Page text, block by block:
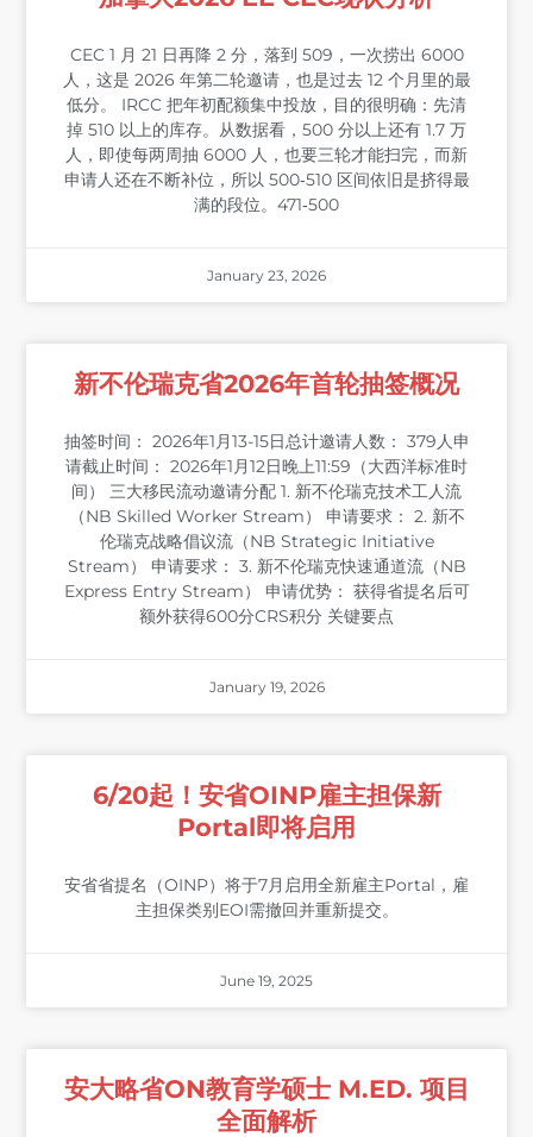
CEC 1 月 21 日再降 2 分，落到 509，一次捞出 6000
人，这是 2026 年第二轮邀请，也是过去 12 个月里的最
低分。 IRCC 把年初配额集中投放，目的很明确：先清
掉 510 以上的库存。从数据看，500 分以上还有 1.7 万
人，即使每两周抽 6000 人，也要三轮才能扫完，而新
申请人还在不断补位，所以 500‐510 区间依旧是挤得最
满的段位。471‐500
January 23, 2026
新不伦瑞克省2026年首轮抽签概况
抽签时间： 2026年1月13-15日总计邀请人数： 379人申
请截止时间： 2026年1月12日晚上11:59（大西洋标准时
间） 三大移民流动邀请分配 1. 新不伦瑞克技术工人流
（NB Skilled Worker Stream） 申请要求： 2. 新不
伦瑞克战略倡议流（NB Strategic Initiative
Stream） 申请要求： 3. 新不伦瑞克快速通道流（NB
Express Entry Stream） 申请优势： 获得省提名后可
额外获得600分CRS积分 关键要点
January 19, 2026
6/20起！安省OINP雇主担保新
Portal即将启用
安省省提名（OINP）将于7月启用全新雇主Portal，雇
主担保类别EOI需撤回并重新提交。
June 19, 2025
安大略省ON教育学硕士 M.ED. 项目
全面解析